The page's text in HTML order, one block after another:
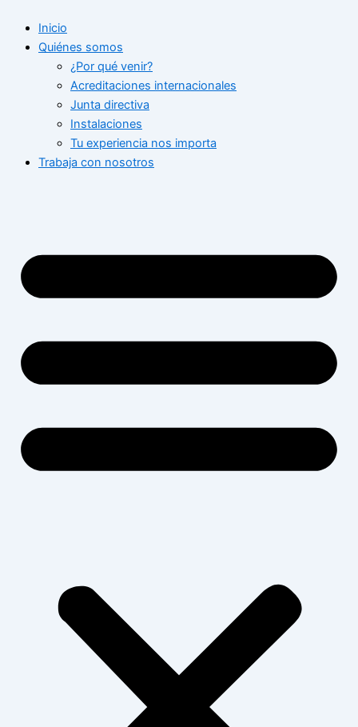
contenido
Inicio
Quiénes somos
¿Por qué venir?
Acreditaciones internacionales
Junta directiva
Instalaciones
Tu experiencia nos importa
Trabaja con nosotros